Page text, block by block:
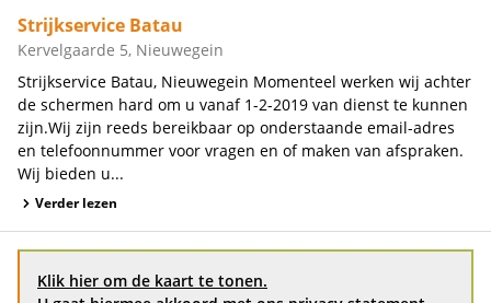
Strijkservice Batau
Kervelgaarde 5, Nieuwegein
Strijkservice Batau, Nieuwegein Momenteel werken wij achter
de schermen hard om u vanaf 1-2-2019 van dienst te kunnen
zijn.Wij zijn reeds bereikbaar op onderstaande email-adres
en telefoonnummer voor vragen en of maken van afspraken.
Wij bieden u...
Verder lezen
Klik hier om de kaart te tonen.